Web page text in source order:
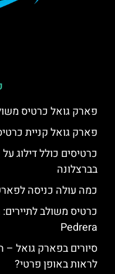
פארק גואל כרטיס
פארק גואל קניית
כרטיסים כולל דילוג
בברצלונה
כמה עולה כניסה
Pedrera
סיורים בפארק גואל –
לראות באופן פרטי?